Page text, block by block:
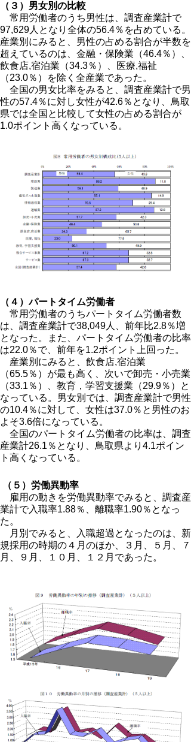
（３）男女別の比較
常用労働者のうち男性は、調査産業計で
97,629人となり全体の56.4％を占めている。
産業別にみると、男性の占める割合が半数を
超えているのは、金融・保険業（46.4％）、
飲食店,宿泊業（34.3％）、医療,福祉
（23.0％）を除く全産業であった。
全国の男女比率をみると、調査産業計で男
性の57.4％に対し女性が42.6％となり、鳥取
県では全国と比較して女性の占める割合が
1.0ポイント高くなっている。
（４）パートタイム労働者
常用労働者のうちパートタイム労働者数
は、調査産業計で38,049人、前年比2.8％増
となった。また、パートタイム労働者の比率
は22.0％で、前年を1.2ポイント上回った。
産業別にみると、飲食店,宿泊業
（65.5％）が最も高く、次いで卸売・小売業
（33.1％）、教育，学習支援業（29.9％）と
なっている。男女別では、調査産業計で男性
の10.4％に対して、女性は37.0％と男性のお
よそ3.6倍になっている。
全国のパートタイム労働者の比率は、調査
産業計26.1％となり、鳥取県より4.1ポイン
ト高くなっている。
（５）労働異動率
雇用の動きを労働異動率でみると、調査産
業計で入職率1.88％、離職率1.90％となっ
た。
月別でみると、入職超過となったのは、新
規採用の時期の４月のほか、３月、５月、７
月、９月、１０月、１２月であった。